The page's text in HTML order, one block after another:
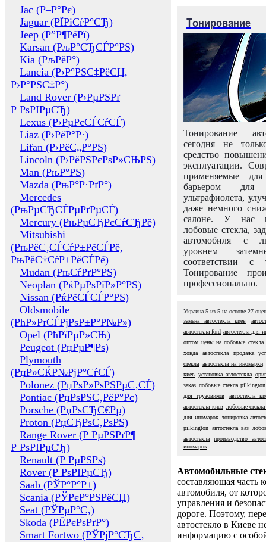
Jac (Р–Р°Рє)
Jaguar (РЇРіСѓР°СЂ)
Jeep (Р”Р¶РёРї)
Karsan (РљР°СЂСЃР°РЅ)
Kia (РљРёР°)
Lancia (Р›Р°РЅС‡РёСЏ,
Р›Р°РЅС‡Р°)
Land Rover (Р›РµРЅРґ
Р РѕРІРµСЂ)
Lexus (Р›РµРєСЃСѓСЃ)
Liaz (Р›РёР°Р·)
Lifan (Р›РёС„Р°РЅ)
Lincoln (Р›РёРЅРєРѕР»СЊРЅ)
Man (РњР°РЅ)
Mazda (РњР°Р·РґР°)
Mercedes
(РњРµСЂСЃРµРґРµСЃ)
Mercury (РњРµСЂРєСѓСЂРё)
Mitsubishi
(РњРёС‚СЃСѓР±РёСЃРё,
РњРёС†СѓР±РёСЃРё)
Mudan (РњСѓРґР°РЅ)
Neoplan (РќРµРѕРїР»Р°РЅ)
Nissan (РќРёСЃСЃР°РЅ)
Oldsmobile
(РћР»РґСЃРјРѕР±Р°Р№Р»)
Opel (РћРїРµР»СЊ)
Peugeot (РџРµР¶Рѕ)
Plymouth
(РџР»СЌР№РјР°СѓСЃ)
Polonez (РџРѕР»РѕРЅРµС‚СЃ)
Pontiac (РџРѕРЅС‚РёР°Рє)
Porsche (РџРѕСЂС€Рµ)
Proton (РџСЂРѕС‚РѕРЅ)
Range Rover (Р РµРЅРґР¶
Р РѕРІРµСЂ)
Renault (Р РµРЅРѕ)
Rover (Р РѕРІРµСЂ)
Saab (РЎР°Р°Р±)
Scania (РЎРєР°РЅРёСЏ)
Seat (РЎРµР°С‚)
Skoda (РЁРєРѕРґР°)
Smart Fortwo (РЎРјР°СЂС‚
Тонирование
Тонирование
сегодня не
средство
эксплуатации.
применяемые
барьером для
ультрафиолета,
даже немного
салоне. У нас
лобовые стекла,
автомобиля с
уровнем
соответствии с
Тонирование
профессионально.
Украина 5 из 5 на основе 27
замена автостекла киев
автостекла ford автостекла для
оптом цены на лобовые стекла
хонда
автостекла продажа
стекла автостекла на иномарки
киев установка автостекла
заказ лобовые стекла pilkington
для грузовиков
автостекла
автостекла киев лобовые стекла
для иномарок тонировка
pilkington автостекла ваз
автостекла
производство
иномарок
Автомобильные
составляющая часть
автомобиля, от
управления и
дороге. Поэтому,
автостекло в Киеве
информацию с